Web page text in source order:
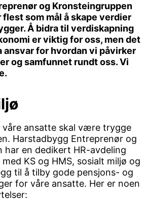
og Kronsteingruppen
som mål å skape verdier
Å bidra til verdiskapning
er viktig for oss, men det
ansvar for hvordan vi påvirker
og samfunnet rundt oss. Vi
våre ansatte skal være trygge
Harstadbygg Entreprenør og
har en dedikert HR-avdeling
KS og HMS, sosialt miljø og
til å tilby gode pensjons- og
for våre ansatte. Her er noen